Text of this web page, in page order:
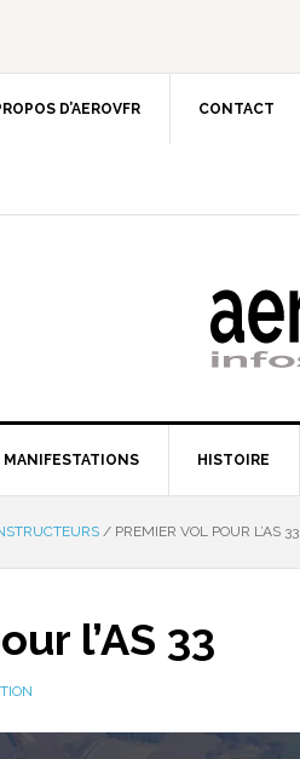
D’AEROVFR CONTACT
MANIFESTATIONS HISTOIRE
/ PREMIER VOL POUR L’AS 33
l’AS 33